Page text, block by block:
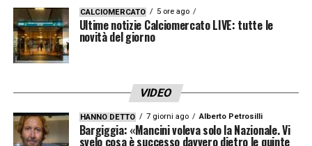
CALCIOMERCATO 5 ore ago
Ultime notizie Calciomercato LIVE: tutte le
novità del giorno
VIDEO
HANNO DETTO 7 giorni ago Alberto Petrosilli
Bargiggia: «Mancini voleva solo la Nazionale. Vi
svelo cosa è successo davvero dietro le quinte